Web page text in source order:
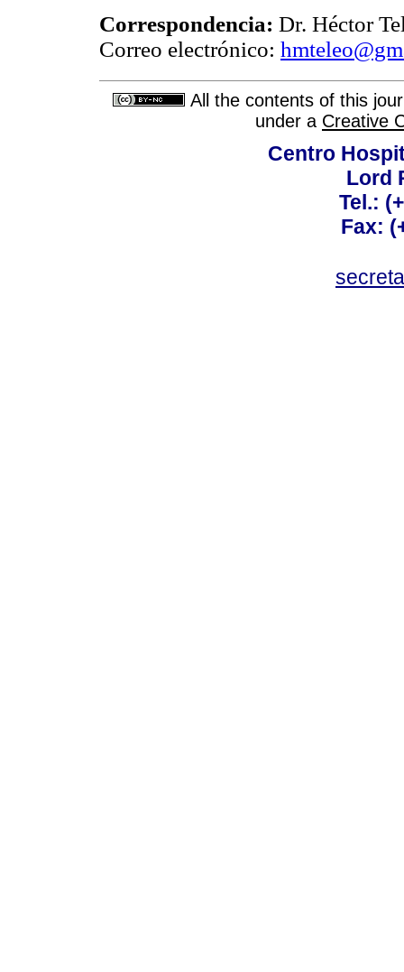
Correspondencia: Dr. Héctor
Correo electrónico:
All the contents of this
under a Creative
Centro
Lord
Tel.:
Fax: